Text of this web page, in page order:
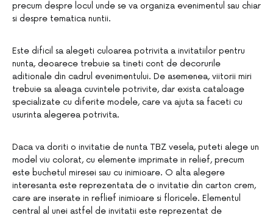
precum despre locul unde se va organiza evenimentul sau chiar
si despre tematica nuntii.
Este dificil sa alegeti culoarea potrivita a invitatiilor pentru
nunta, deoarece trebuie sa tineti cont de decorurile
aditionale din cadrul evenimentului. De asemenea, viitorii miri
trebuie sa aleaga cuvintele potrivite, dar exista cataloage
specializate cu diferite modele, care va ajuta sa faceti cu
usurinta alegerea potrivita.
Daca va doriti o invitatie de nunta TBZ vesela, puteti alege un
model viu colorat, cu elemente imprimate in relief, precum
este buchetul miresei sau cu inimioare. O alta alegere
interesanta este reprezentata de o invitatie din carton crem,
care are inserate in reflief inimioare si floricele. Elementul
central al unei astfel de invitatii este reprezentat de